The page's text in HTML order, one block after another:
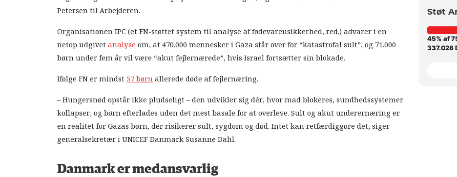
Petersen til Arbejderen.
Organisationen IPC (et FN-støttet system til analyse af fødevareusikkerhed, red.) advarer i en
netop udgivetanalyse om, at 470.000 mennesker i Gaza står over for “katastrofal sult”, og 71.000
børn under fem år vil være “akut fejlernærede”, hvis Israel fortsætter sin blokade.
Ifølge FN er mindst57 børnallerede døde af fejlernæring.
– Hungersnød opstår ikke pludseligt – den udvikler sig dér, hvor mad blokeres, sundhedssystemer
kollapser, og børn efterlades uden det mest basale for at overleve. Sult og akut underernæring er
en realitet for Gazas børn, der risikerer sult, sygdom og død. Intet kan retfærdiggøre det, siger
generalsekretær i UNICEF Danmark Susanne Dahl.
Danmark er medansvarlig
Støt
45% af
337.028